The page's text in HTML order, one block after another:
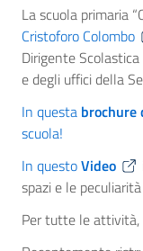
La scuola primaria
Cristoforo Colombo
Dirigente
e degli uffici della
In questa brochure
scuola!
In questoVideo
spazi e le
Per tutte le attività,